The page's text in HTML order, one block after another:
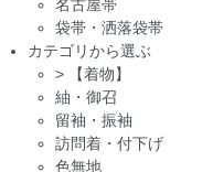
名古屋帯
袋帯・洒落袋帯
カテゴリから選ぶ
>
【着物】
紬・御召
留袖・振袖
訪問着・付下げ
色無地